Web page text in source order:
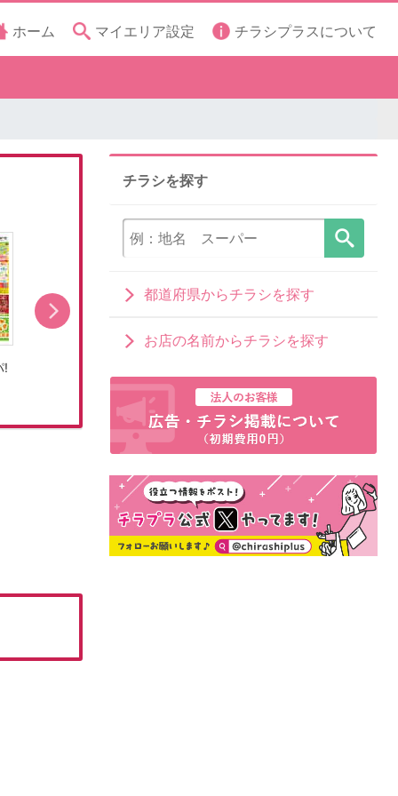
ホーム マイエリア設定 チラシプラスについて
!
チラシを探す
都道府県からチラシを探す
お店の名前からチラシを探す